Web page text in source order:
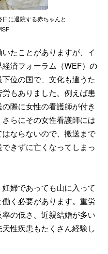
に退院する赤ちゃんと
たことがありますが、イ
済フォーラム（WEF）の
位の国で、文化も違うた
もありました。例えば患
際に女性の看護師が付き
らにその女性看護師には
ならないので、搬送まで
きずに亡くなってしまっ
婦であっても山に入って
く必要があります。重労
の低さ、近親結婚が多い
性疾患もたくさん経験し